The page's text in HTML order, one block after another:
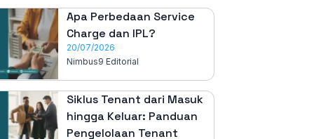
Apa Perbedaan Service
Charge dan IPL?
20/07/2026
Nimbus9 Editorial
Siklus Tenant dari Masuk
hingga Keluar: Panduan
Pengelolaan Tenant